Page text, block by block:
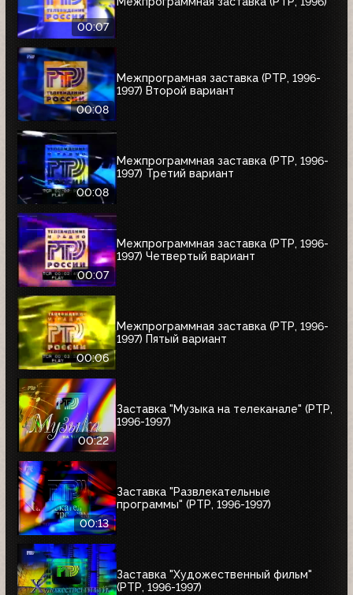
00:07
00:08
Межпрограмная заставка (РТР, 1996-
1997) Второй вариант
00:08
Межпрограммная заставка (РТР, 1996-
1997) Третий вариант
00:07
Межпрограммная заставка (РТР, 1996-
1997) Четвертый вариант
00:06
Межпрограммная заставка (РТР, 1996-
1997) Пятый вариант
00:22
Заставка "Музыка на телеканале" (РТР,
1996-1997)
00:13
Заставка "Развлекательные
программы" (РТР, 1996-1997)
Заставка "Художественный фильм"
(РТР, 1996-1997)